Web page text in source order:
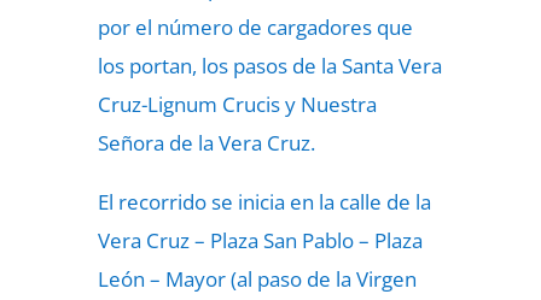
por el número de cargadores que
los portan, los pasos de la Santa Vera
Cruz-Lignum Crucis y Nuestra
Señora de la Vera Cruz.
El recorrido se inicia en la calle de la
Vera Cruz – Plaza San Pablo – Plaza
León – Mayor (al paso de la Virgen